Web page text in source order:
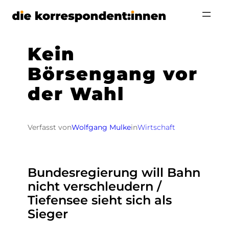
Zum
Kein
Börsengang vor
der Wahl
Verfasst vonWolfgang MulkeinWirtschaft
Bundesregierung will Bahn
nicht verschleudern /
Tiefensee sieht sich als
Sieger